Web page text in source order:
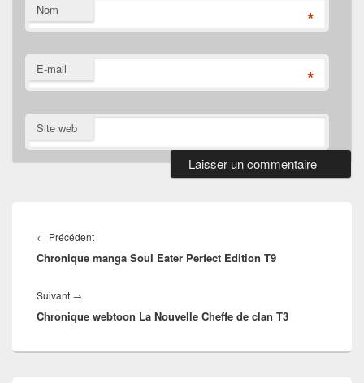
Nom *
E-mail *
Site web
de
l’article
← PrécédentArticle
précédent :
Chronique manga Soul Eater Perfect Edition T9
Suivant →
suivant :
Chronique webtoon La Nouvelle Cheffe de clan T3